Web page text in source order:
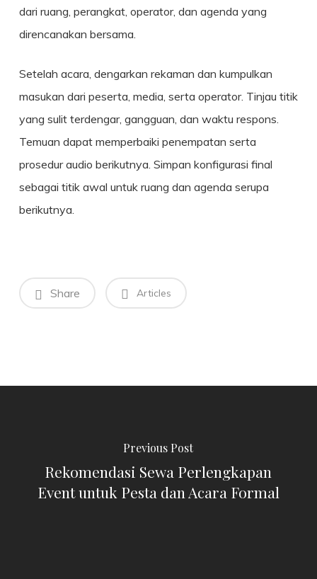
dari ruang, perangkat, operator, dan agenda yang
direncanakan bersama.
Setelah acara, dengarkan rekaman dan kumpulkan
masukan dari peserta, media, serta operator. Tinjau titik
yang sulit terdengar, gangguan, dan waktu respons.
Temuan dapat memperbaiki penempatan serta
prosedur audio berikutnya. Simpan konfigurasi final
sebagai titik awal untuk ruang dan agenda serupa
berikutnya.
Share Articles
Previous Post
Rekomendasi Sewa Perlengkapan
Event untuk Pesta dan Acara Formal